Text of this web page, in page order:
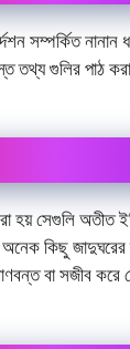
সম্পর্কিত
তথ্য গুলির পাঠ
হয় সেগুলি অতীত
কিছু
বা সজীব